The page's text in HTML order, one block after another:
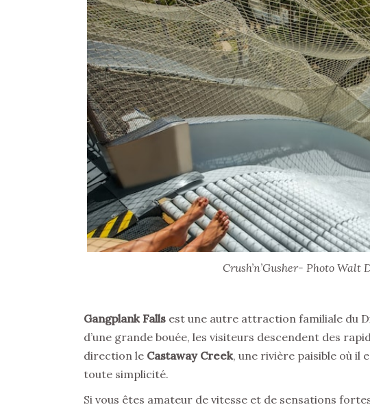
Crush’n’Gusher- Photo Walt
Gangplank Falls est une autre attraction familiale du
d’une grande bouée, les visiteurs descendent des
direction le Castaway Creek, une rivière paisible où il
toute simplicité.
Si vous êtes amateur de vitesse et de sensations